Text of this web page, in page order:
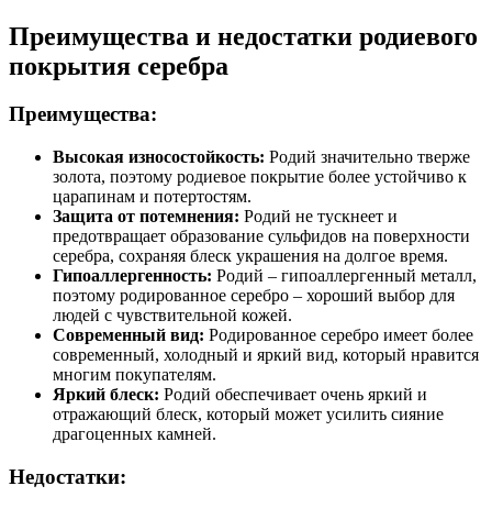
Преимущества и недостатки родиевого
покрытия серебра
Преимущества:
Высокая износостойкость: Родий значительно тверже
золота, поэтому родиевое покрытие более устойчиво к
царапинам и потертостям.
Защита от потемнения: Родий не тускнеет и
предотвращает образование сульфидов на поверхности
серебра, сохраняя блеск украшения на долгое время.
Гипоаллергенность: Родий – гипоаллергенный металл,
поэтому родированное серебро – хороший выбор для
людей с чувствительной кожей.
Современный вид: Родированное серебро имеет более
современный, холодный и яркий вид, который нравится
многим покупателям.
Яркий блеск: Родий обеспечивает очень яркий и
отражающий блеск, который может усилить сияние
драгоценных камней.
Недостатки: